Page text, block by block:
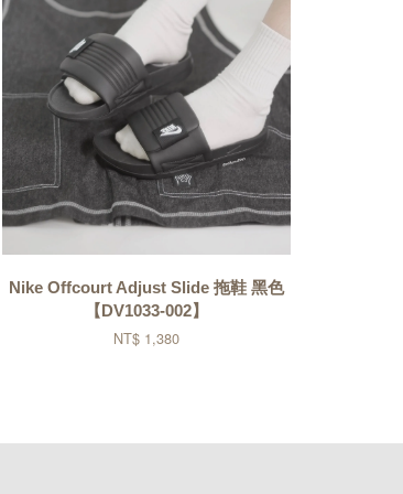
Nike Offcourt Adjust Slide 拖鞋 黑色
【DV1033-002】
NT$ 1,380